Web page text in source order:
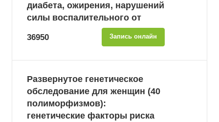
диабета, ожирения, нарушений
силы воспалительного от
36950 Запись онлайн
Развернутое генетическое
обследование для женщин (40
полиморфизмов):
генетические факторы риска